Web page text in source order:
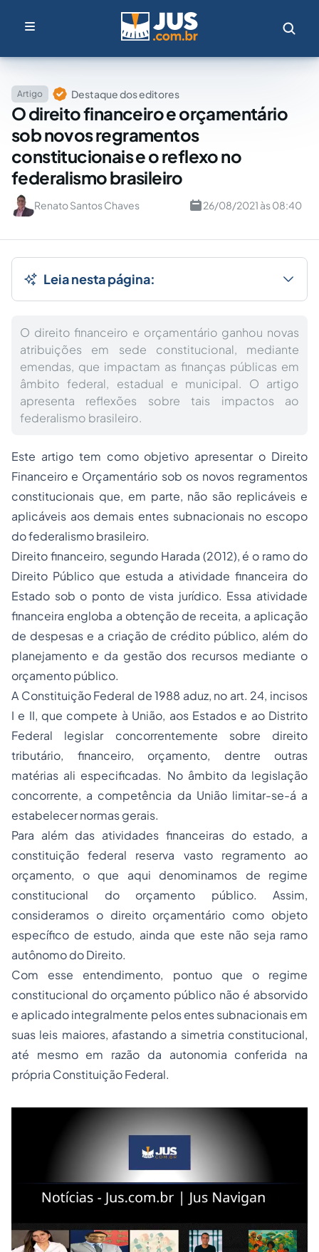
Artigo Destaque dos editores
O direito financeiro e orçamentário
sob novos regramentos
constitucionais e o reflexo no
federalismo brasileiro
Renato Santos Chaves 26/08/2021 às 08:40
Leia nesta página:
O direito financeiro e orçamentário ganhou novas
atribuições em sede constitucional, mediante
emendas, que impactam as finanças públicas em
âmbito federal, estadual e municipal. O artigo
apresenta reflexões sobre tais impactos ao
federalismo brasileiro.
Este artigo tem como objetivo apresentar o Direito
Financeiro e Orçamentário sob os novos regramentos
constitucionais que, em parte, não são replicáveis e
aplicáveis aos demais entes subnacionais no escopo
do federalismo brasileiro.
Direito financeiro, segundo Harada (2012), é o ramo do
Direito Público que estuda a atividade financeira do
Estado sob o ponto de vista jurídico. Essa atividade
financeira engloba a obtenção de receita, a aplicação
de despesas e a criação de crédito público, além do
planejamento e da gestão dos recursos mediante o
orçamento público.
A Constituição Federal de 1988 aduz, no art. 24, incisos
I e II, que compete à União, aos Estados e ao Distrito
Federal legislar concorrentemente sobre direito
tributário, financeiro, orçamento, dentre outras
matérias ali especificadas. No âmbito da legislação
concorrente, a competência da União limitar-se-á a
estabelecer normas gerais.
Para além das atividades financeiras do estado, a
constituição federal reserva vasto regramento ao
orçamento, o que aqui denominamos de regime
constitucional do orçamento público. Assim,
consideramos o direito orçamentário como objeto
específico de estudo, ainda que este não seja ramo
autônomo do Direito.
Com esse entendimento, pontuo que o regime
constitucional do orçamento público não é absorvido
e aplicado integralmente pelos entes subnacionais em
suas leis maiores, afastando a simetria constitucional,
até mesmo em razão da autonomia conferida na
própria Constituição Federal.